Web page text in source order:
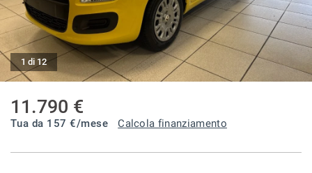
CONTATTI
BLOG
NEWS
1 di 12
11.790 €
Tua da 157 €/mese Calcola finanziamento
tracciamento
che
adottiamo
per
offrire
le
e
svolgere
le